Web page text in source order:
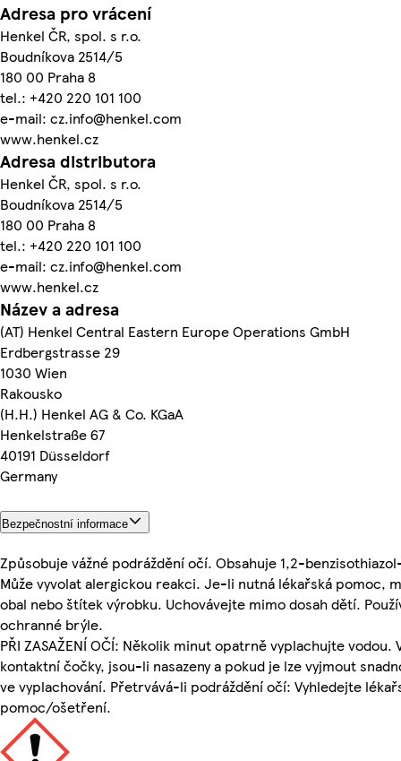
Adresa pro vrácení
Henkel ČR, spol. s r.o.
Boudníkova 2514/5
180 00 Praha 8
tel.: +420 220 101 100
e-mail: cz.info@henkel.com
www.henkel.cz
Adresa distributora
Henkel ČR, spol. s r.o.
Boudníkova 2514/5
180 00 Praha 8
tel.: +420 220 101 100
e-mail: cz.info@henkel.com
www.henkel.cz
Název a adresa
(AT) Henkel Central Eastern Europe Operations GmbH
Erdbergstrasse 29
1030 Wien
Rakousko
(Н.H.) Henkel AG & Co. KGaA
Henkelstraße 67
40191 Düsseldorf
Germany
Bezpečnostní informace
Způsobuje vážné podráždění očí. Obsahuje 1,2-
Může vyvolat alergickou reakci. Je-li nutná lékařská pomoc,
obal nebo štítek výrobku. Uchovávejte mimo dosah dětí.
ochranné brýle.
PŘI ZASAŽENÍ OČÍ: Několik minut opatrně vyplachujte vodou.
kontaktní čočky, jsou-li nasazeny a pokud je lze vyjmout
ve vyplachování. Přetrvává-li podráždění očí: Vyhledejte
pomoc/ošetření.